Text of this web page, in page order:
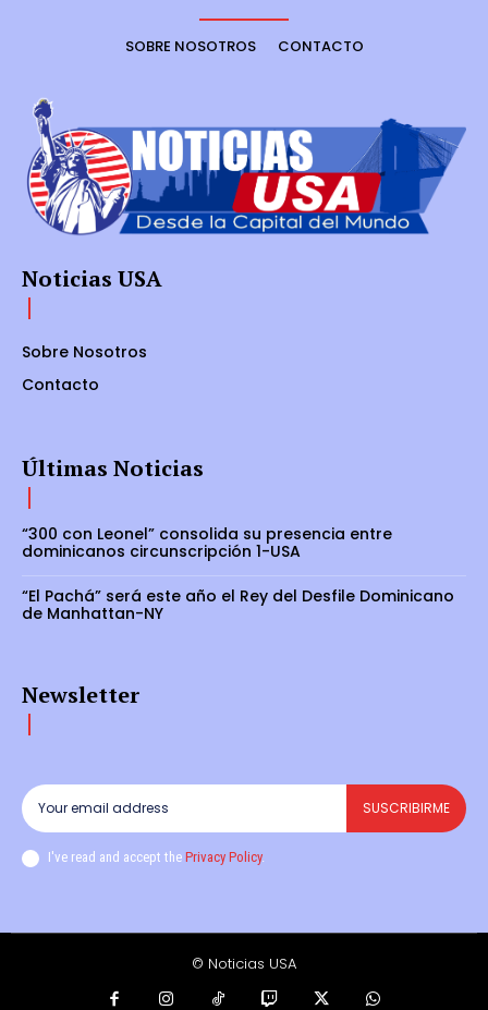
SOBRE NOSOTROS CONTACTO
Noticias USA
Sobre Nosotros
Contacto
Últimas Noticias
“300 con Leonel” consolida su presencia entre
dominicanos circunscripción 1-USA
“El Pachá” será este año el Rey del Desfile Dominicano
de Manhattan-NY
Newsletter
SUSCRIBIRME
I've read and accept the Privacy Policy.
© Noticias USA